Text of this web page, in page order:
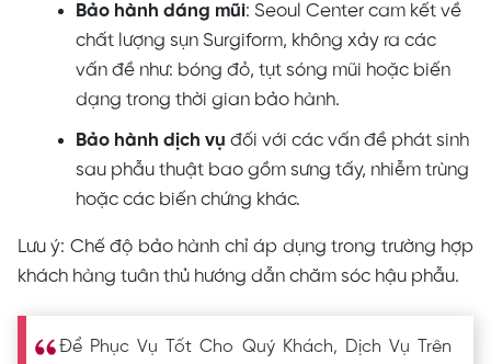
Bảo hành dáng mũi: Seoul Center cam kết về
chất lượng sụn Surgiform, không xảy ra các
vấn đề như: bóng đỏ, tụt sóng mũi hoặc biến
dạng trong thời gian bảo hành.
Bảo hành dịch vụ đối với các vấn đề phát sinh
sau phẫu thuật bao gồm sưng tấy, nhiễm trùng
hoặc các biến chứng khác.
Lưu ý: Chế độ bảo hành chỉ áp dụng trong trường hợp
khách hàng tuân thủ hướng dẫn chăm sóc hậu phẫu.
Để Phục Vụ Tốt Cho Quý Khách, Dịch Vụ Trên